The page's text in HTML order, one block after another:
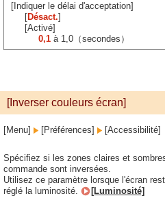
[Indiquer le délai d'acceptation]
[Désact.]
[Activé]
0,1 à 1,0（secondes）
[Inverser couleurs écran]
[Menu] [Préférences] [Accessibilité]
Spécifiez si les zones claires et
commande sont inversées.
Utilisez ce paramètre lorsque l'écran
réglé la luminosité.
[Luminosité]